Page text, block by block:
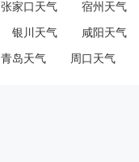
张家口天气 宿州天气
银川天气 咸阳天气
青岛天气 周口天气